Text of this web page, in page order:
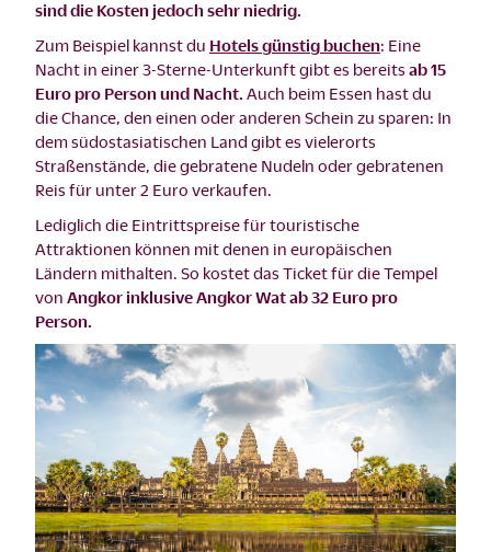
sind die Kosten jedoch sehr niedrig.
Zum Beispiel kannst du Hotels günstig buchen: Eine
Nacht in einer 3-Sterne-Unterkunft gibt es bereits ab 15
Euro pro Person und Nacht. Auch beim Essen hast du
die Chance, den einen oder anderen Schein zu sparen: In
dem südostasiatischen Land gibt es vielerorts
Straßenstände, die gebratene Nudeln oder gebratenen
Reis für unter 2 Euro verkaufen.
Lediglich die Eintrittspreise für touristische
Attraktionen können mit denen in europäischen
Ländern mithalten. So kostet das Ticket für die Tempel
von Angkor inklusive Angkor Wat ab 32 Euro pro
Person.